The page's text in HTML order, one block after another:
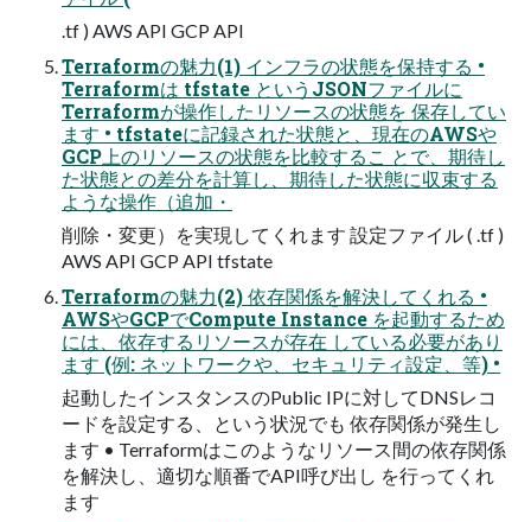
.tf ) AWS API GCP API
Terraformの魅力(1) インフラの状態を保持する •
Terraformは tfstate というJSONファイルに
Terraformが操作したリソースの状態を 保存してい
ます • tfstateに記録された状態と、現在のAWSや
GCP上のリソースの状態を比較するこ とで、期待し
た状態との差分を計算し、期待した状態に収束する
ような操作（追加・
削除・変更）を実現してくれます 設定ファイル ( .tf )
AWS API GCP API tfstate
Terraformの魅力(2) 依存関係を解決してくれる •
AWSやGCPでCompute Instance を起動するため
には、依存するリソースが存在 している必要があり
ます (例: ネットワークや、セキュリティ設定、等) •
起動したインスタンスのPublic IPに対してDNSレコ
ードを設定する、という状況でも 依存関係が発生し
ます • Terraformはこのようなリソース間の依存関係
を解決し、適切な順番でAPI呼び出し を行ってくれ
ます